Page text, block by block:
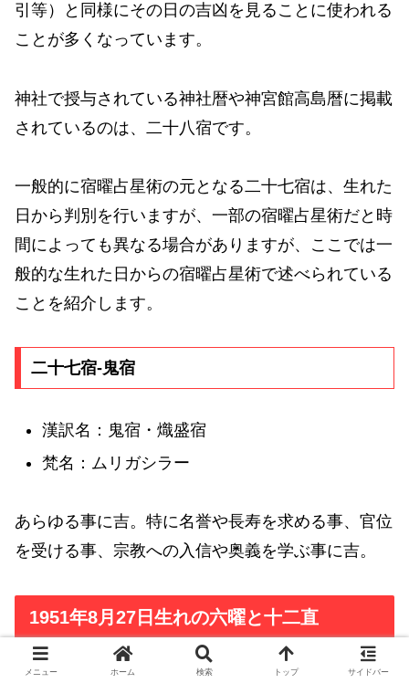
引等）と同様にその日の吉凶を見ることに使われる
ことが多くなっています。
神社で授与されている神社暦や神宮館高島暦に掲載
されているのは、二十八宿です。
一般的に宿曜占星術の元となる二十七宿は、生れた
日から判別を行いますが、一部の宿曜占星術だと時
間によっても異なる場合がありますが、ここでは一
般的な生れた日からの宿曜占星術で述べられている
ことを紹介します。
二十七宿-鬼宿
漢訳名：鬼宿・熾盛宿
梵名：ムリガシラー
あらゆる事に吉。特に名誉や長寿を求める事、官位
を受ける事、宗教への入信や奥義を学ぶ事に吉。
1951年8月27日生れの六曜と十二直
メニュー ホーム 検索 トップ サイドバー